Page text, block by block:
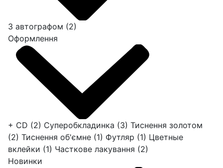
З автографом (2)
Оформлення
+ CD (2) Суперобкладинка (3) Тиснення золотом
(2) Тиснення об'ємне (1) Футляр (1) Цветные
вклейки (1) Часткове лакування (2)
Новинки